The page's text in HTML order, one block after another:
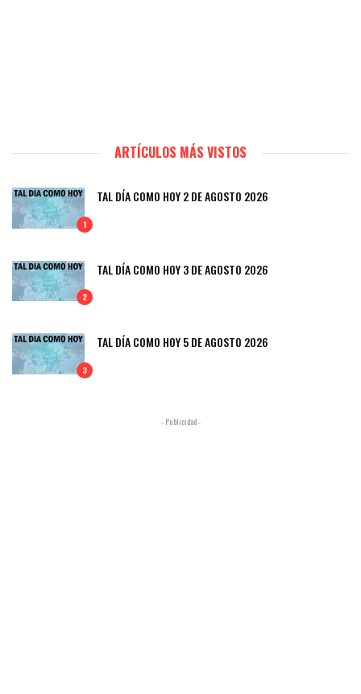
ARTÍCULOS MÁS VISTOS
1
TAL DÍA COMO HOY 2 DE AGOSTO 2026
2
TAL DÍA COMO HOY 3 DE AGOSTO 2026
3
TAL DÍA COMO HOY 5 DE AGOSTO 2026
- Publicidad -